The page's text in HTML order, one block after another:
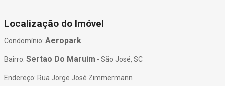
Localização do Imóvel
Condomínio: Aeropark
Bairro: Sertao Do Maruim - São José, SC
Endereço: Rua Jorge José Zimmermann